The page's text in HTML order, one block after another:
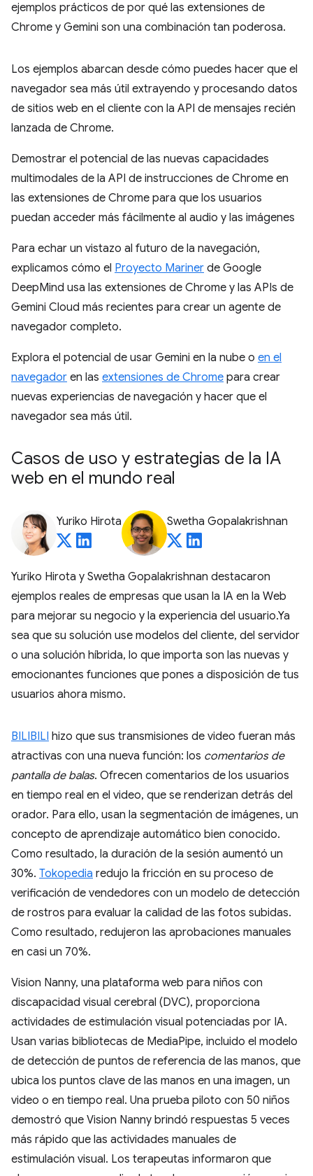
ejemplos prácticos de por qué las extensiones de
Chrome y Gemini son una combinación tan poderosa.
Los ejemplos abarcan desde cómo puedes hacer que el
navegador sea más útil extrayendo y procesando datos
de sitios web en el cliente con la API de mensajes recién
lanzada de Chrome.
Demostrar el potencial de las nuevas capacidades
multimodales de la API de instrucciones de Chrome en
las extensiones de Chrome para que los usuarios
puedan acceder más fácilmente al audio y las imágenes
Para echar un vistazo al futuro de la navegación,
explicamos cómo el Proyecto Mariner de Google
DeepMind usa las extensiones de Chrome y las APIs de
Gemini Cloud más recientes para crear un agente de
navegador completo.
Explora el potencial de usar Gemini en la nube o en el
navegador en las extensiones de Chrome para crear
nuevas experiencias de navegación y hacer que el
navegador sea más útil.
Casos de uso y estrategias de la IA
web en el mundo real
Yuriko Hirota Swetha Gopalakrishnan
Yuriko Hirota y Swetha Gopalakrishnan destacaron
ejemplos reales de empresas que usan la IA en la Web
para mejorar su negocio y la experiencia del usuario.Ya
sea que su solución use modelos del cliente, del servidor
o una solución híbrida, lo que importa son las nuevas y
emocionantes funciones que pones a disposición de tus
usuarios ahora mismo.
BILIBILI hizo que sus transmisiones de video fueran más
atractivas con una nueva función: los comentarios de
pantalla de balas. Ofrecen comentarios de los usuarios
en tiempo real en el video, que se renderizan detrás del
orador. Para ello, usan la segmentación de imágenes, un
concepto de aprendizaje automático bien conocido.
Como resultado, la duración de la sesión aumentó un
30%. Tokopedia redujo la fricción en su proceso de
verificación de vendedores con un modelo de detección
de rostros para evaluar la calidad de las fotos subidas.
Como resultado, redujeron las aprobaciones manuales
en casi un 70%.
Vision Nanny, una plataforma web para niños con
discapacidad visual cerebral (DVC), proporciona
actividades de estimulación visual potenciadas por IA.
Usan varias bibliotecas de MediaPipe, incluido el modelo
de detección de puntos de referencia de las manos, que
ubica los puntos clave de las manos en una imagen, un
video o en tiempo real. Una prueba piloto con 50 niños
demostró que Vision Nanny brindó respuestas 5 veces
más rápido que las actividades manuales de
estimulación visual. Los terapeutas informaron que